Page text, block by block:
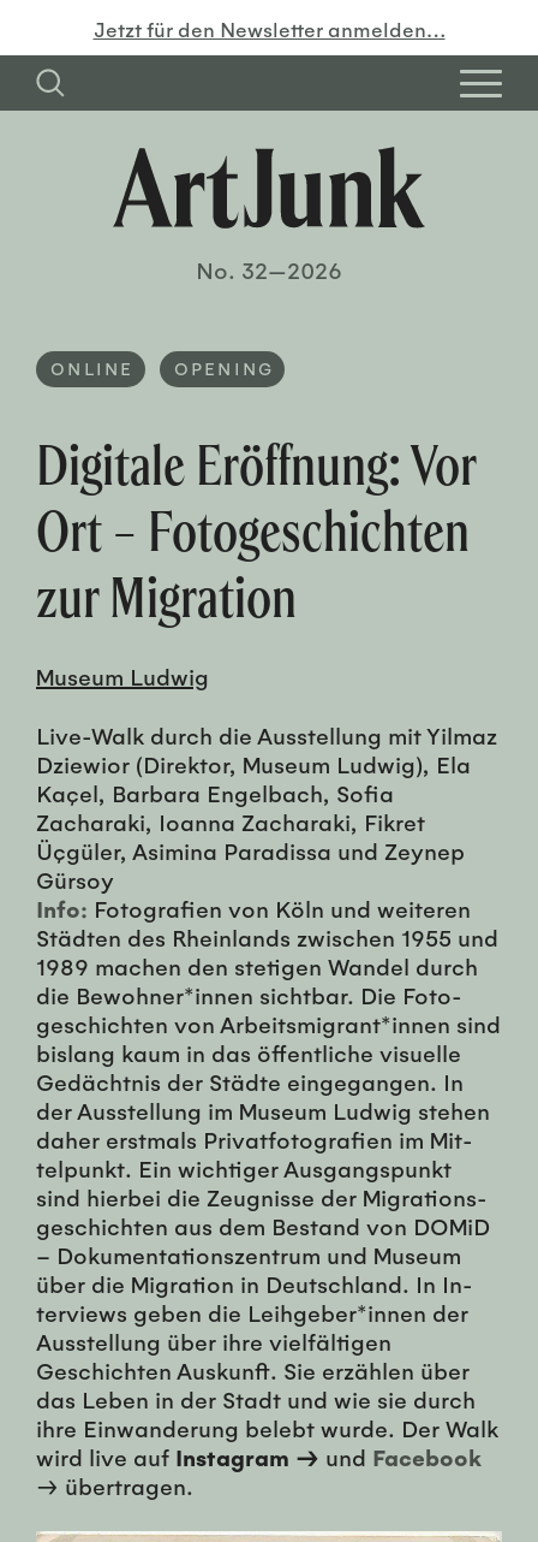
Jetzt für den Newsletter anmelden…
No. 32—2026
ONLINE OPENING
Digitale Eröffnung: Vor
Ort – Fo­to­geschicht­en
zur Mi­gra­tion
Museum Ludwig
Live-Walk durch die Ausstellung mit Yilmaz
Dziewior (Direktor, Museum Ludwig), Ela
Kaçel, Barbara Engelbach, Sofia
Zacharaki, Ioanna Zacharaki, Fikret
Üçgüler, Asimina Paradissa und Zeynep
Gürsoy
Info: Fo­to­gra­fien von Köln und weit­eren
Städten des Rhein­lands zwischen 1955 und
1989 machen den steti­gen Wan­del durch
die Be­woh­n­er*in­nen sicht­bar. Die Fo­to­
geschicht­en von Ar­beits­mi­grant*in­nen sind
bis­lang kaum in das öf­fentliche vi­suelle
Gedächt­nis der Städte einge­gan­gen. In
der Auss­tel­lung im Mu­se­um Lud­wig ste­hen
da­her er­st­mals Pri­vat­fo­to­gra­fien im Mit­
telpunkt. Ein wichtiger Aus­gangspunkt
sind hi­er­bei die Zeug­nisse der Mi­gra­tions­
geschicht­en aus dem Be­s­tand von DO­MiD
– Doku­men­ta­tion­szen­trum und Mu­se­um
über die Mi­gra­tion in Deutsch­land. In In­
ter­views geben die Lei­hge­ber*in­nen der
Auss­tel­lung über ihre vielfälti­gen
Geschicht­en Auskunft. Sie erzählen über
das Leben in der Stadt und wie sie durch
ihre Ein­wan­derung belebt wurde. Der Walk
wird live auf Instagram → und Facebook
→ übertragen.